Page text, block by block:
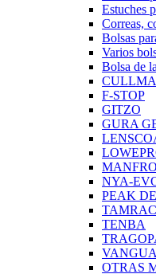
Estuches
Correas,
Bolsas
Varios
Bolsa de
F-STOP
GITZO
GURA
NYA-
PEAK
TAMRAC
TENBA
OTRAS